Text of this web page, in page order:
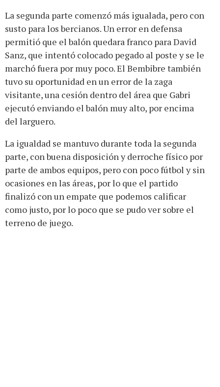
La segunda parte comenzó más igualada, pero con
susto para los bercianos. Un error en defensa
permitió que el balón quedara franco para David
Sanz, que intentó colocado pegado al poste y se le
marchó fuera por muy poco. El Bembibre también
tuvo su oportunidad en un error de la zaga
visitante, una cesión dentro del área que Gabri
ejecutó enviando el balón muy alto, por encima
del larguero.
La igualdad se mantuvo durante toda la segunda
parte, con buena disposición y derroche físico por
parte de ambos equipos, pero con poco fútbol y sin
ocasiones en las áreas, por lo que el partido
finalizó con un empate que podemos calificar
como justo, por lo poco que se pudo ver sobre el
terreno de juego.